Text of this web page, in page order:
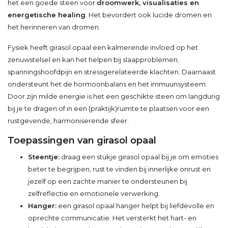
het een goede steen voor droomwerk, visualisaties en
energetische healing . Het bevordert ook lucide dromen en
het herinneren van dromen.
Fysiek heeft girasol opaal een kalmerende invloed op het
zenuwstelsel en kan het helpen bij slaapproblemen,
spanningshoofdpijn en stressgerelateerde klachten. Daarnaast
ondersteunt het de hormoonbalans en het immuunsysteem.
Door zijn milde energie is het een geschikte steen om langdurig
bij je te dragen of in een (praktijk)ruimte te plaatsen voor een
rustgevende, harmoniserende sfeer.
Toepassingen van girasol opaal
Steentje: draag een stukje girasol opaal bij je om emoties
beter te begrijpen, rust te vinden bij innerlijke onrust en
jezelf op een zachte manier te ondersteunen bij
zelfreflectie en emotionele verwerking.
Hanger: een girasol opaal hanger helpt bij liefdevolle en
oprechte communicatie. Het versterkt het hart- en